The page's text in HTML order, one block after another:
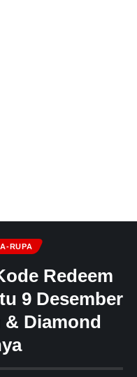
RUPA
Redeem
9 Desember
& Diamond